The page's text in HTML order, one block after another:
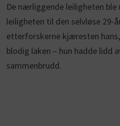
De nærliggende leiligheten
leiligheten til den selvløse 29-
etterforskerne kjæresten
blodig laken – hun hadde lidd
sammenbrudd.